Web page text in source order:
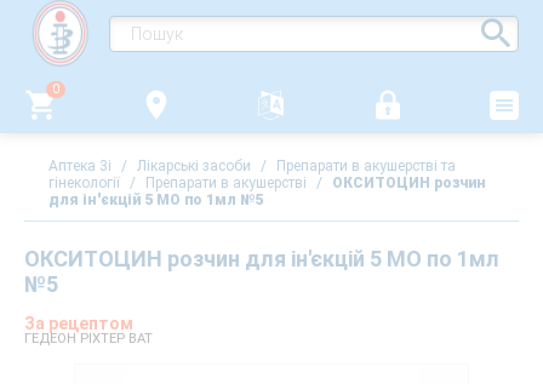
0
Аптека 3i / Лікарські засоби /
Препарати в акушерстві та
гінекології / Препарати в акушерстві /
ОКСИТОЦИН розчин
для ін'єкцій 5 МО по 1мл №5
ОКСИТОЦИН розчин для ін'єкцій 5 МО по 1мл
№5
За рецептом
ГЕДЕОН РІХТЕР ВАТ